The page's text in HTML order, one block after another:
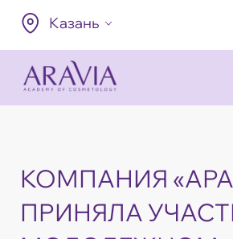
Казань
КОМПАНИЯ
ПРИНЯЛА